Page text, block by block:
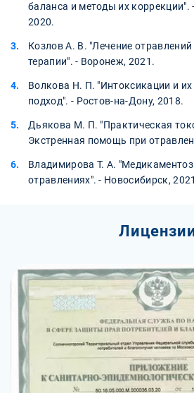
баланса и методы их коррекции".
2020.
Козлов А. В. "Лечение
терапии". - Воронеж, 2021.
Волкова Н. П. "Интоксикации и
подход". - Ростов-на-Дону, 2018.
Дьякова М. П. "Практическая
Экстренная помощь при
Владимирова Т. А.
отравлениях". - Новосибирск,